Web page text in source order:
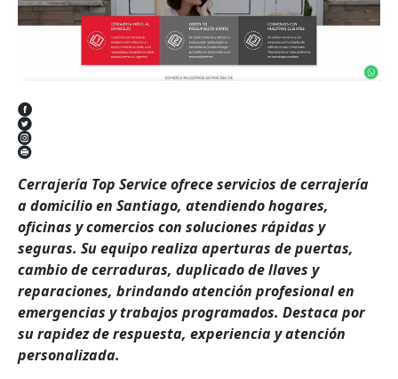
Cerrajería Top Service ofrece servicios de cerrajería
a domicilio en Santiago, atendiendo hogares,
oficinas y comercios con soluciones rápidas y
seguras. Su equipo realiza aperturas de puertas,
cambio de cerraduras, duplicado de llaves y
reparaciones, brindando atención profesional en
emergencias y trabajos programados. Destaca por
su rapidez de respuesta, experiencia y atención
personalizada.